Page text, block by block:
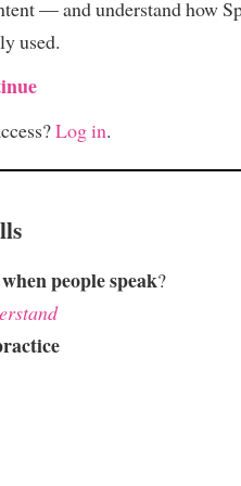
— and understand how
used.
Log in.
people speak?